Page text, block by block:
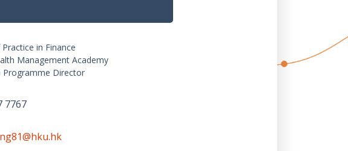
in Finance
Management Academy
Programme Director
7767